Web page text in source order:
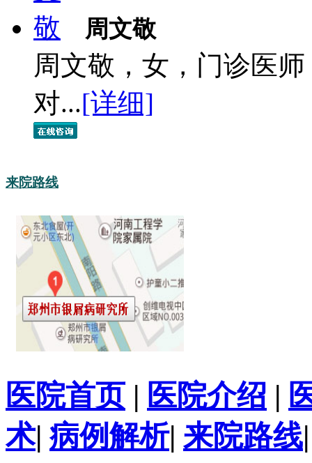
周文敬
周文敬，女，门诊医
对...[详细]
来院路线
医院首页| 医院介绍 |
术| 病例解析| 来院路线